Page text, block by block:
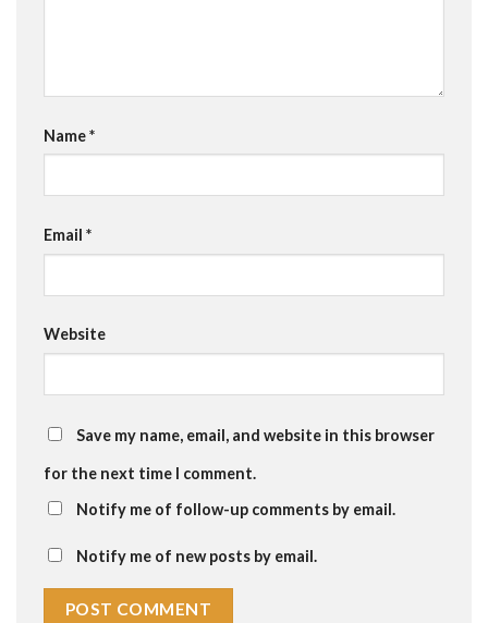
Name*
Email *
Website
Save my name, email, and website in this browser
for the next time I comment.
Notify me of follow-up comments by email.
Notify me of new posts by email.